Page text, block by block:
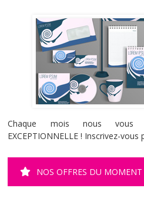
Chaque mois nous vous
EXCEPTIONNELLE ! Inscrivez-
NOS OFFRES DU MOMENT